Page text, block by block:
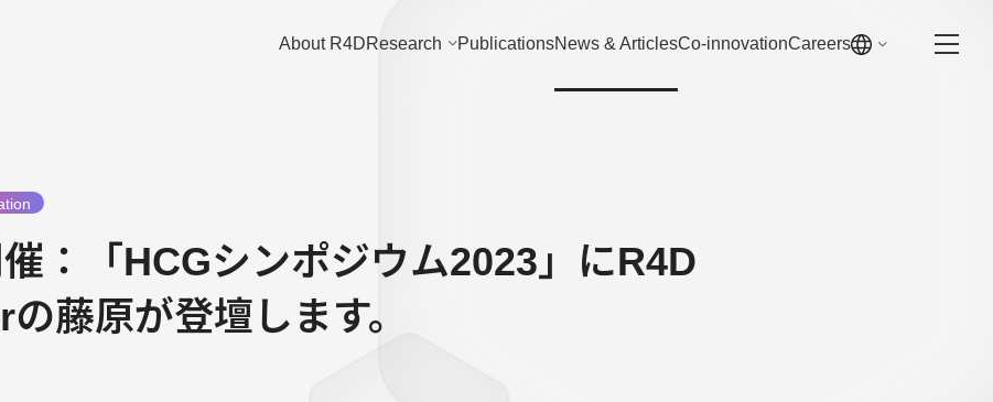
About R4DResearch PublicationsNews & ArticlesCo-innovationCareers
：「HCGシンポジウム2023」にR4D
藤原が登壇します。